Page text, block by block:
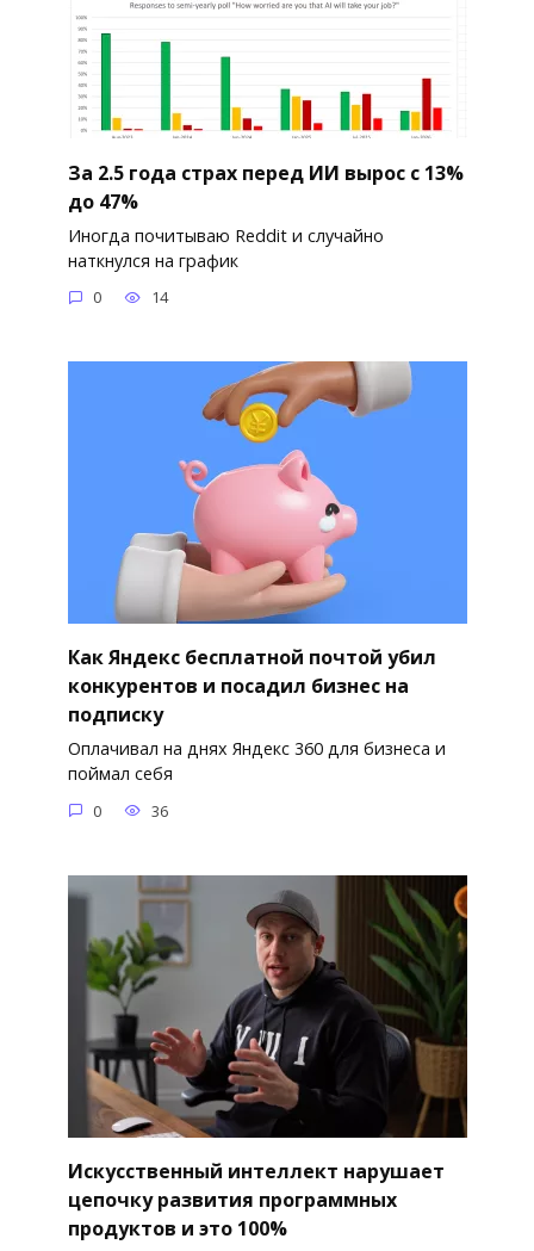
За 2.5 года страх перед ИИ вырос с 13%
до 47%
Иногда почитываю Reddit и случайно
наткнулся на график
0 14
Как Яндекс бесплатной почтой убил
конкурентов и посадил бизнес на
подписку
Оплачивал на днях Яндекс 360 для бизнеса и
поймал себя
0 36
Искусственный интеллект нарушает
цепочку развития программных
продуктов и это 100%